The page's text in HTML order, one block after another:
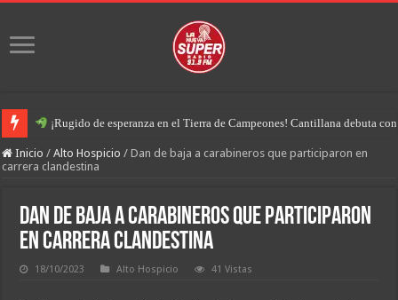
¡Rugido de esperanza en el Tierra de Campeones! Cantillana debuta
Inicio / Alto Hospicio / Dan de baja a carabineros que participaron en
carrera clandestina
Dan de baja a carabineros que participaron
en carrera clandestina
18/10/2023 Alto Hospicio 41 Vistas